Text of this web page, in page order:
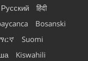
Русский
हिंदी
Bosanski
Suomi
Kiswahili